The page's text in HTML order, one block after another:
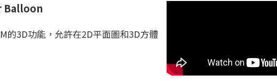
Balloon
的3D功能，允許在2D平面圖和3D方體